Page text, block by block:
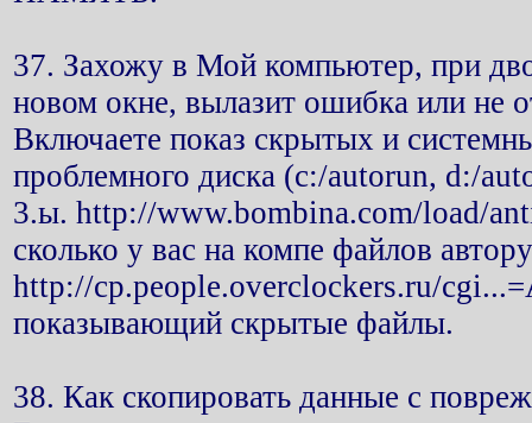
37. Захожу в Мой компьютер, при
новом окне, вылазит ошибка или не
Включаете показ скрытых и
проблемного диска (c:/autorun, d:/
3.ы. http://www.bombina.com/load/
сколько у вас на компе файлов
http://cp.people.overclockers.ru/
показывающий скрытые файлы.
38. Как скопировать данные с